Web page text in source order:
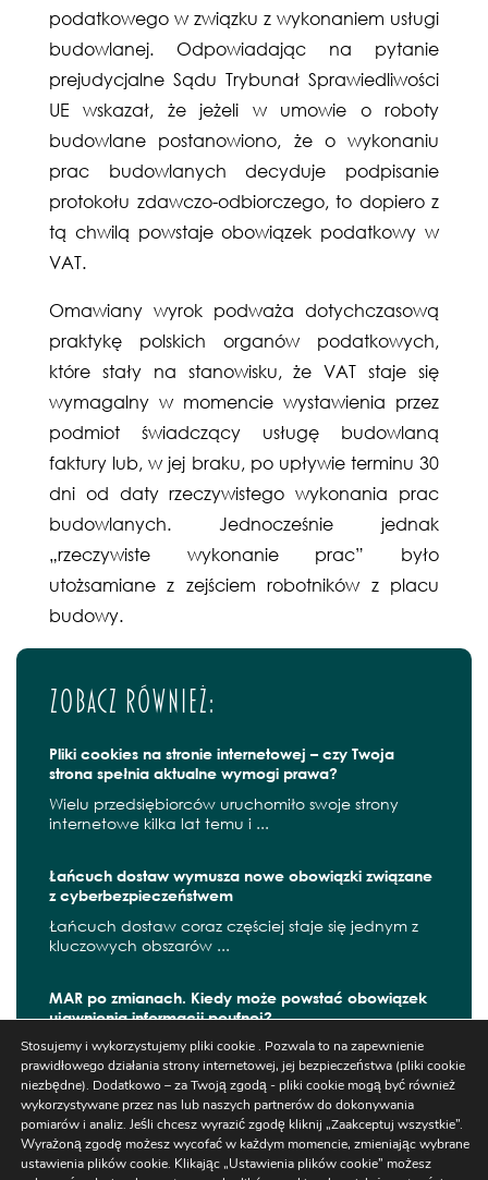
podatkowego w związku z wykonaniem usługi
budowlanej. Odpowiadając na pytanie
prejudycjalne Sądu Trybunał Sprawiedliwości
UE wskazał, że jeżeli w umowie o roboty
budowlane postanowiono, że o wykonaniu
prac budowlanych decyduje podpisanie
protokołu zdawczo-odbiorczego, to dopiero z
tą chwilą powstaje obowiązek podatkowy w
VAT.
Omawiany wyrok podważa dotychczasową
praktykę polskich organów podatkowych,
które stały na stanowisku, że VAT staje się
wymagalny w momencie wystawienia przez
podmiot świadczący usługę budowlaną
faktury lub, w jej braku, po upływie terminu 30
dni od daty rzeczywistego wykonania prac
budowlanych. Jednocześnie jednak
„rzeczywiste wykonanie prac” było
utożsamiane z zejściem robotników z placu
budowy.
Zobacz również:
Pliki cookies na stronie internetowej – czy Twoja
strona spełnia aktualne wymogi prawa?
Wielu przedsiębiorców uruchomiło swoje strony
internetowe kilka lat temu i ...
Łańcuch dostaw wymusza nowe obowiązki związane
z cyberbezpieczeństwem
Łańcuch dostaw coraz częściej staje się jednym z
kluczowych obszarów ...
MAR po zmianach. Kiedy może powstać obowiązek
ujawnienia informacji poufnej?
W czerwcu 2026 r. zaczęły obowiązywać kolejne
zmiany wynikające z ...
Szukaj
Stosujemy i wykorzystujemy pliki cookie . Pozwala to na zapewnienie
prawidłowego działania strony internetowej, jej bezpieczeństwa (pliki cookie
niezbędne). Dodatkowo – za Twoją zgodą - pliki cookie mogą być również
wykorzystywane przez nas lub naszych partnerów do dokonywania
pomiarów i analiz. Jeśli chcesz wyrazić zgodę kliknij „Zaakceptuj wszystkie”.
Wyrażoną zgodę możesz wycofać w każdym momencie, zmieniając wybrane
ustawienia plików cookie. Klikając „Ustawienia plików cookie” możesz